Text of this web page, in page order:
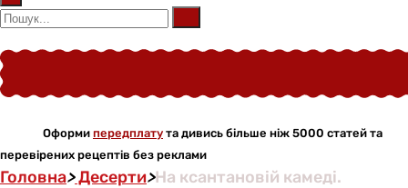
Оформи передплату та дивись більше ніж 5000 статей та
перевірених рецептів без реклами
Головна>Десерти>На ксантановій камеді.